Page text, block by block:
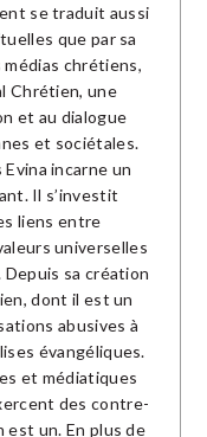
se traduit aussi
que par sa
chrétiens,
Chrétien, une
et au dialogue
et sociétales.
incarne un
Il s’investit
liens entre
universelles
Depuis sa création
dont il est un
abusives à
évangéliques.
et médiatiques
des contre-
est un. En plus de